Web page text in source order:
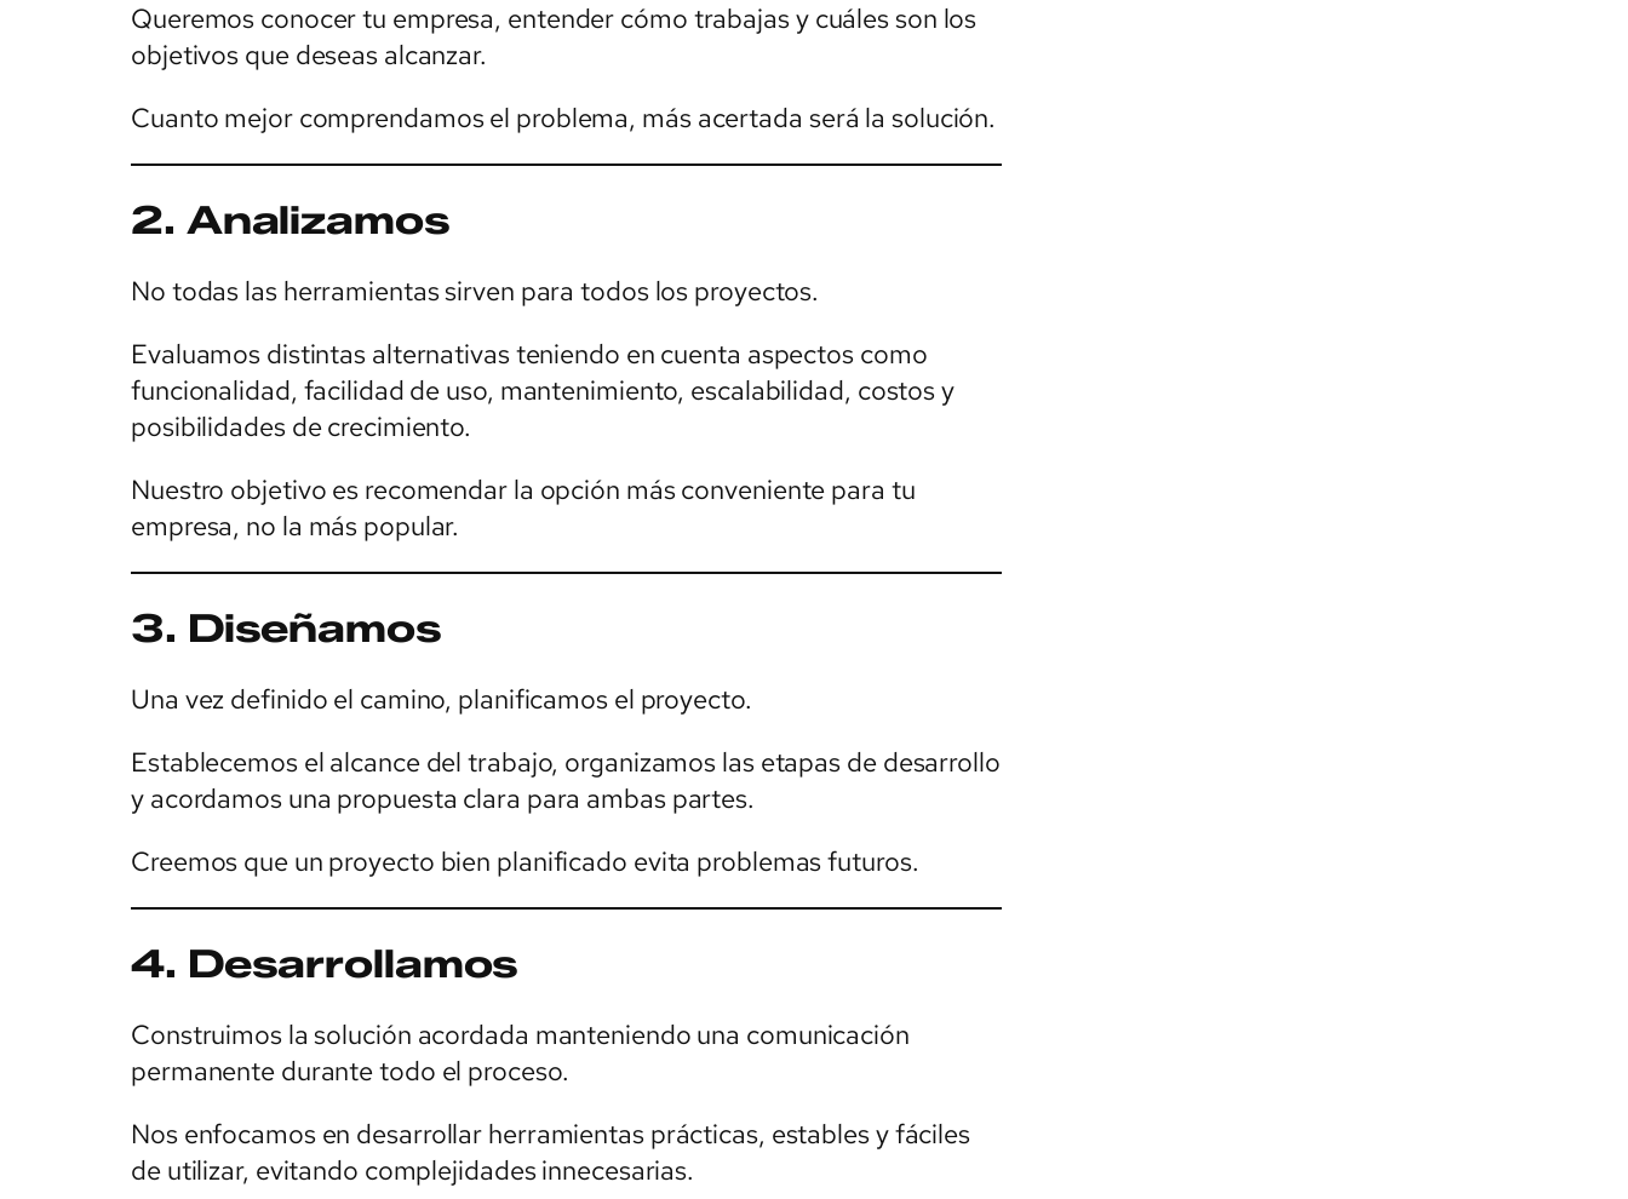
Queremos conocer tu empresa, entender cómo trabajas y cuáles son los
objetivos que deseas alcanzar.
Cuanto mejor comprendamos el problema, más acertada será la solución.
2. Analizamos
No todas las herramientas sirven para todos los proyectos.
Evaluamos distintas alternativas teniendo en cuenta aspectos como
funcionalidad, facilidad de uso, mantenimiento, escalabilidad, costos y
posibilidades de crecimiento.
Nuestro objetivo es recomendar la opción más conveniente para tu
empresa, no la más popular.
3. Diseñamos
Una vez definido el camino, planificamos el proyecto.
Establecemos el alcance del trabajo, organizamos las etapas de desarrollo
y acordamos una propuesta clara para ambas partes.
Creemos que un proyecto bien planificado evita problemas futuros.
4. Desarrollamos
Construimos la solución acordada manteniendo una comunicación
permanente durante todo el proceso.
Nos enfocamos en desarrollar herramientas prácticas, estables y fáciles
de utilizar, evitando complejidades innecesarias.